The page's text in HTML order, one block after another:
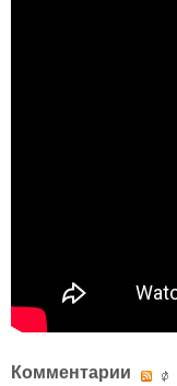
Комментарии